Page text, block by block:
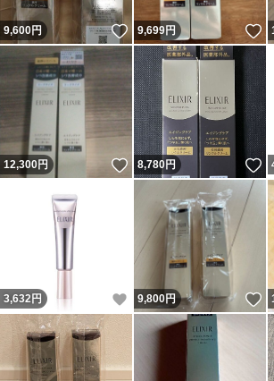
9,600円 いいね！
9,699円
12,300円 いいね！
8,780円
3,632円 いいね！
9,800円